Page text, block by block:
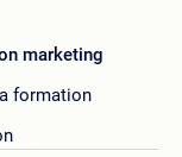
marketing
formation